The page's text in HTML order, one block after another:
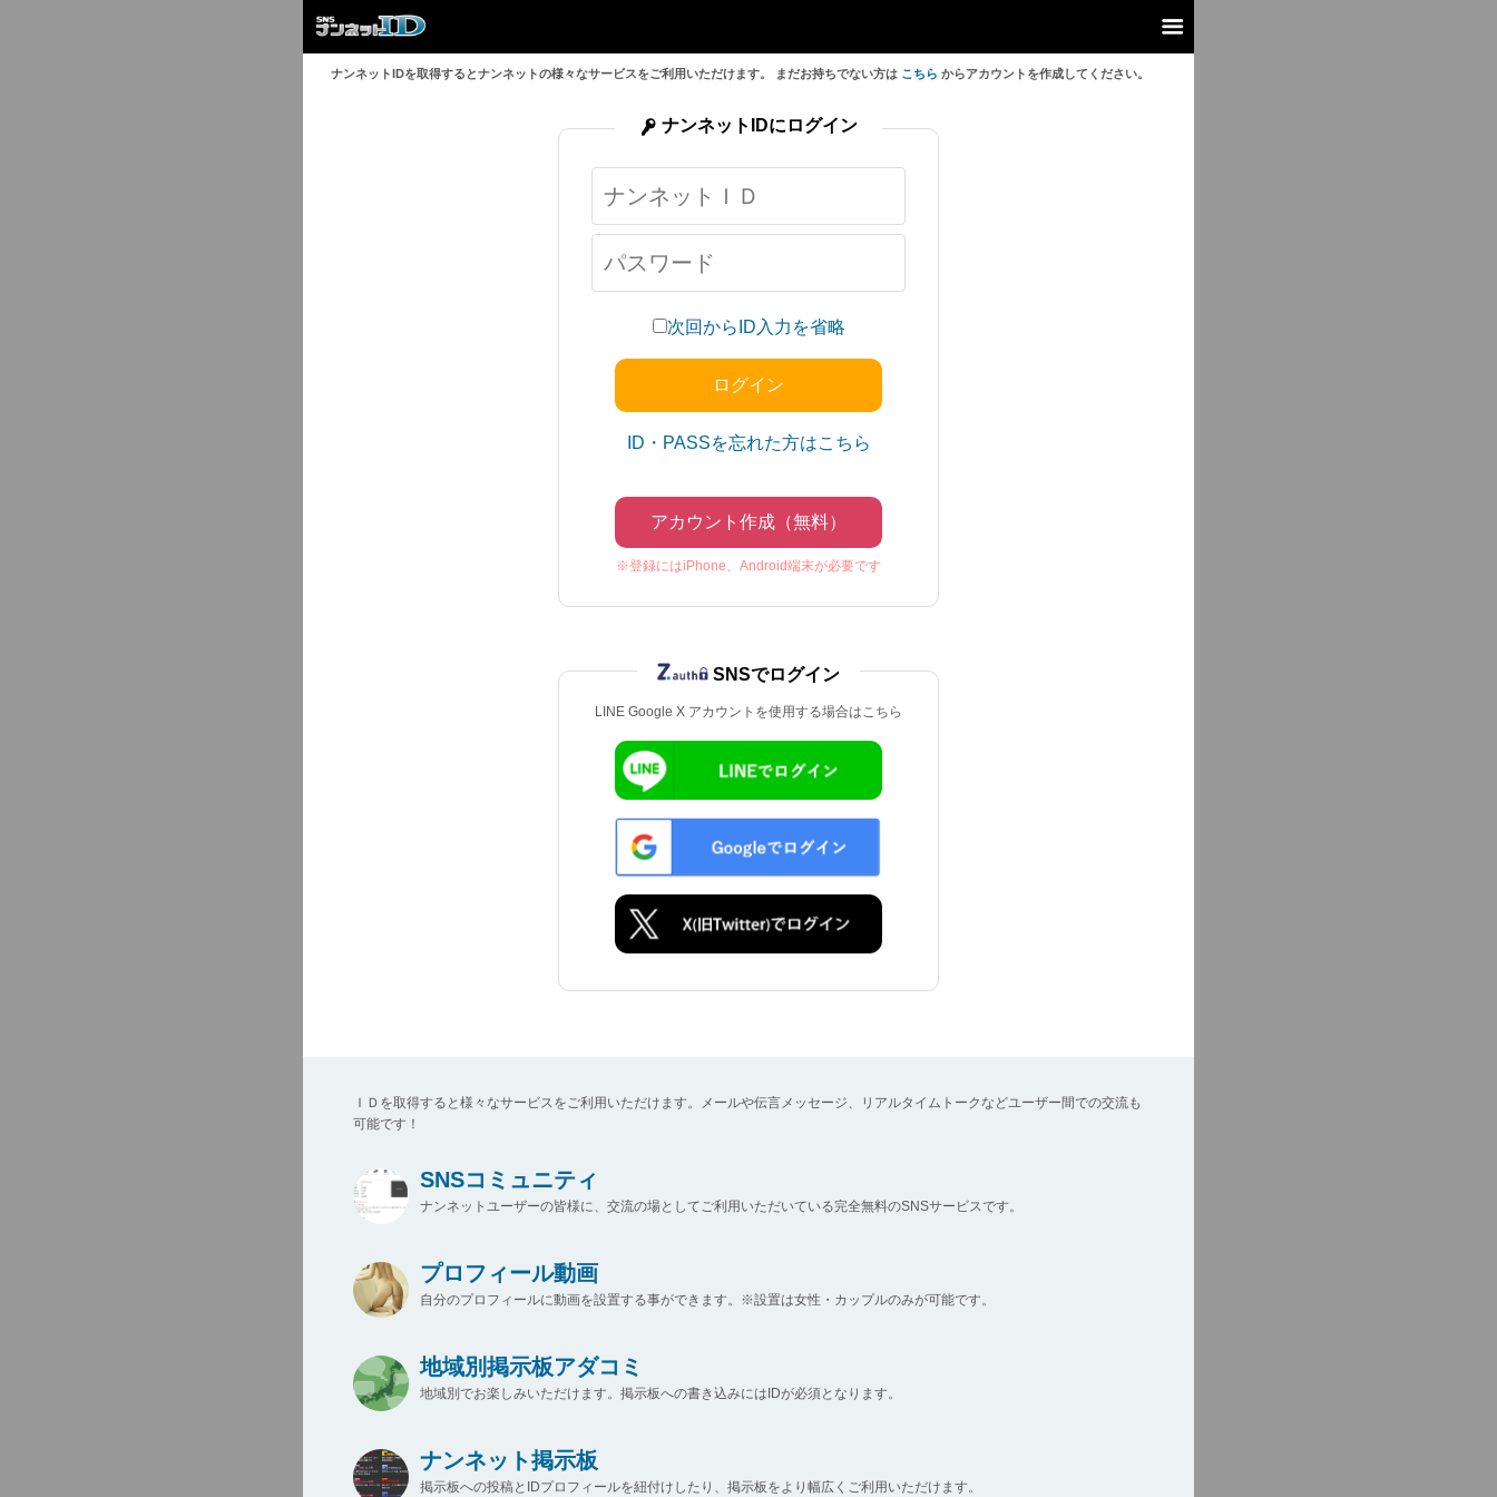
ナンネットIDを取得するとナンネットの様々なサービスをご利用いただけます。 まだお持ちでない方は こちら からアカウントを作成してください。
次回からID入力を省略
ID・PASSを忘れた方はこちら
アカウント作成（無料）
※登録にはiPhone、Android端末が必要です
ナンネットIDにログイン
LINE Google X アカウントを使用する場合はこちら
SNSでログイン
ＩＤを取得すると様々なサービスをご利用いただけます。メールや伝言メッセージ、リアルタイムトークなどユーザー間での交流も
可能です！
SNSコミュニティ
ナンネットユーザーの皆様に、交流の場としてご利用いただいている完全無料のSNSサービスです。
プロフィール動画
自分のプロフィールに動画を設置する事ができます。※設置は女性・カップルのみが可能です。
地域別掲示板アダコミ
地域別でお楽しみいただけます。掲示板への書き込みにはIDが必須となります。
ナンネット掲示板
掲示板への投稿とIDプロフィールを紐付けしたり、掲示板をより幅広くご利用いただけます。